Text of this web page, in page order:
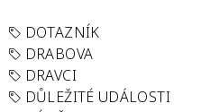
DOTAZNÍK
DRABOVA
DRAVCI
DŮLEŽITÉ UDÁLOSTI